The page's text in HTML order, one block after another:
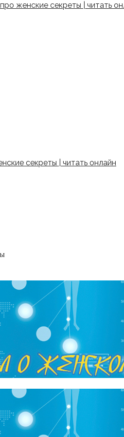
женские секреты | читать
секреты | читать онлайн